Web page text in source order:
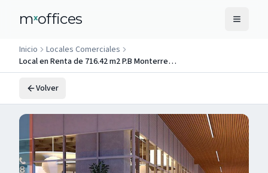
mxoffices
Inicio
Locales Comerciales
Local en Renta de 716.42 m2 P.B Monterrey Centro
Volver